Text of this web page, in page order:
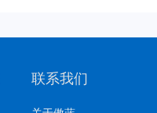
联系我们